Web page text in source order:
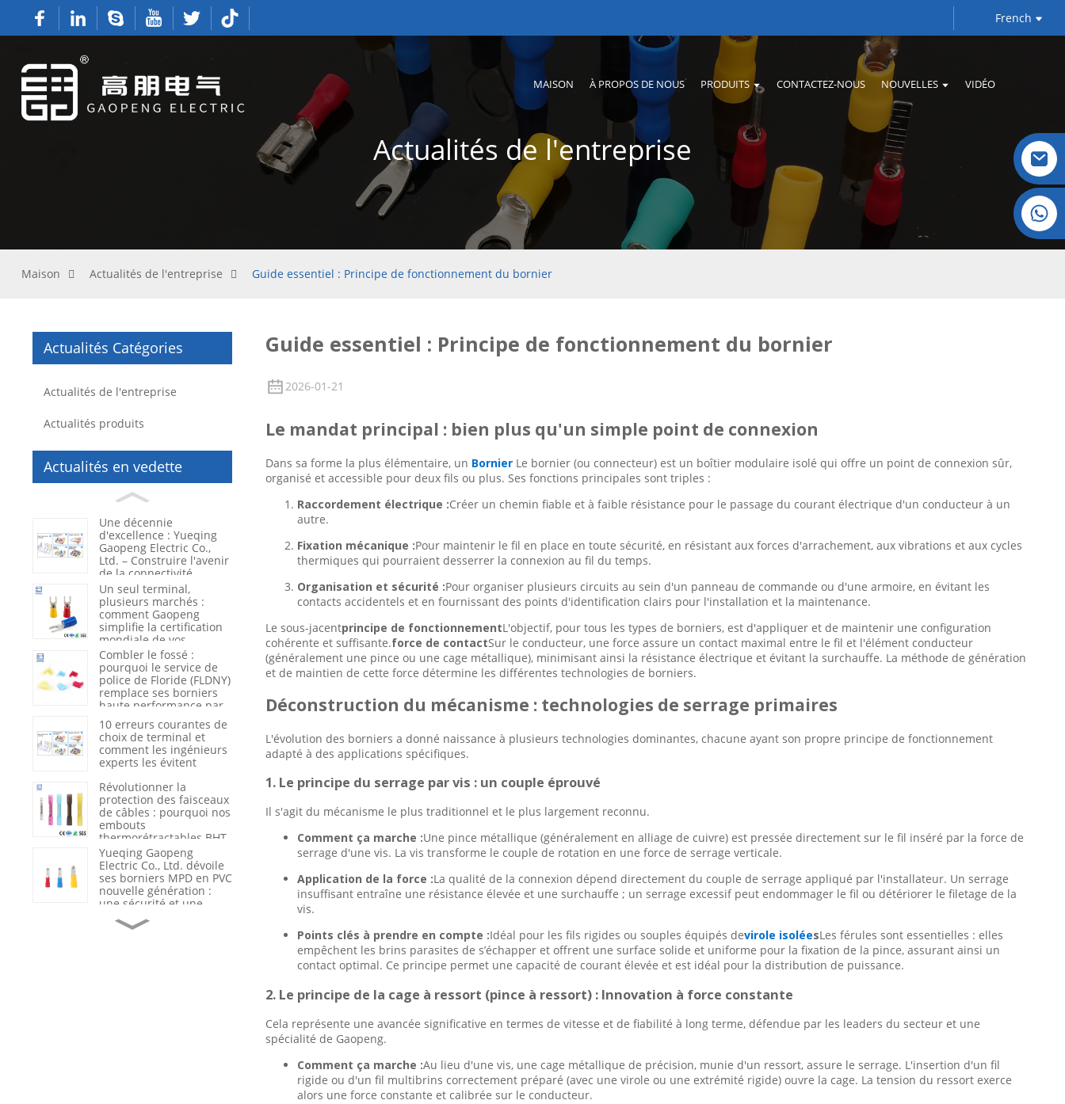
French
MAISON À PROPOS DE NOUS PRODUITS CONTACTEZ-NOUS NOUVELLES VIDÉO
Cristal : +86 19032081821
Actualités de l'entreprise
Maison Actualités de l'entreprise Guide essentiel : Principe de fonctionnement du bornier
Actualités Catégories
Actualités de l'entreprise
Actualités produits
Actualités en vedette
Une décennie
d'excellence : Yueqing
Gaopeng Electric Co.,
Ltd. – Construire l'avenir
de la connectivité
électrique
Un seul terminal,
plusieurs marchés :
comment Gaopeng
simplifie la certification
mondiale de vos
produits
Combler le fossé :
pourquoi le service de
police de Floride (FLDNY)
remplace ses borniers
haute performance par
du nylon 66 renforcé
10 erreurs courantes de
choix de terminal et
comment les ingénieurs
experts les évitent
Révolutionner la
protection des faisceaux
de câbles : pourquoi nos
embouts
thermorétractables BHT
sont la nouvelle
référence du secteur en
matière d’étanchéité et
d’isolation
Yueqing Gaopeng
Electric Co., Ltd. dévoile
ses borniers MPD en PVC
nouvelle génération :
une sécurité et une
efficacité redéfinies dans
le câblage industriel
Du fournisseur de
produits au partenaire
Guide essentiel : Principe de fonctionnement du bornier
2026-01-21
Le mandat principal : bien plus qu'un simple point de connexion
Dans sa forme la plus élémentaire, un BornierLe bornier (ou connecteur) est un boîtier modulaire isolé qui offre un point de connexion sûr,
organisé et accessible pour deux fils ou plus. Ses fonctions principales sont triples :
Raccordement électrique :Créer un chemin fiable et à faible résistance pour le passage du courant électrique d'un conducteur à un
autre.
Fixation mécanique :Pour maintenir le fil en place en toute sécurité, en résistant aux forces d'arrachement, aux vibrations et aux cycles
thermiques qui pourraient desserrer la connexion au fil du temps.
Organisation et sécurité :Pour organiser plusieurs circuits au sein d'un panneau de commande ou d'une armoire, en évitant les
contacts accidentels et en fournissant des points d'identification clairs pour l'installation et la maintenance.
Le sous-jacentprincipe de fonctionnementL'objectif, pour tous les types de borniers, est d'appliquer et de maintenir une configuration
cohérente et suffisante.force de contactSur le conducteur, une force assure un contact maximal entre le fil et l'élément conducteur
(généralement une pince ou une cage métallique), minimisant ainsi la résistance électrique et évitant la surchauffe. La méthode de génération
et de maintien de cette force détermine les différentes technologies de borniers.
Déconstruction du mécanisme : technologies de serrage primaires
L'évolution des borniers a donné naissance à plusieurs technologies dominantes, chacune ayant son propre principe de fonctionnement
adapté à des applications spécifiques.
1. Le principe du serrage par vis : un couple éprouvé
Il s'agit du mécanisme le plus traditionnel et le plus largement reconnu.
Comment ça marche :Une pince métallique (généralement en alliage de cuivre) est pressée directement sur le fil inséré par la force de
serrage d'une vis. La vis transforme le couple de rotation en une force de serrage verticale.
Application de la force :La qualité de la connexion dépend directement du couple de serrage appliqué par l'installateur. Un serrage
insuffisant entraîne une résistance élevée et une surchauffe ; un serrage excessif peut endommager le fil ou détériorer le filetage de la
vis.
Points clés à prendre en compte :Idéal pour les fils rigides ou souples équipés devirole isoléesLes férules sont essentielles : elles
empêchent les brins parasites de s’échapper et offrent une surface solide et uniforme pour la fixation de la pince, assurant ainsi un
contact optimal. Ce principe permet une capacité de courant élevée et est idéal pour la distribution de puissance.
2. Le principe de la cage à ressort (pince à ressort) : Innovation à force constante
Cela représente une avancée significative en termes de vitesse et de fiabilité à long terme, défendue par les leaders du secteur et une
spécialité de Gaopeng.
Comment ça marche :Au lieu d'une vis, une cage métallique de précision, munie d'un ressort, assure le serrage. L'insertion d'un fil
rigide ou d'un fil multibrins correctement préparé (avec une virole ou une extrémité rigide) ouvre la cage. La tension du ressort exerce
alors une force constante et calibrée sur le conducteur.